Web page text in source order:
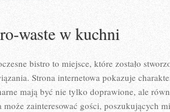
waste w kuchni
bistro to miejsce, które zostało
Strona internetowa pokazuje
mają być nie tylko doprawione, ale
może zainteresować gości, poszukujących